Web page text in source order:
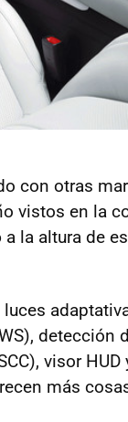
con otras
vistos en la
a la altura de
), detección
), visor HUD
más